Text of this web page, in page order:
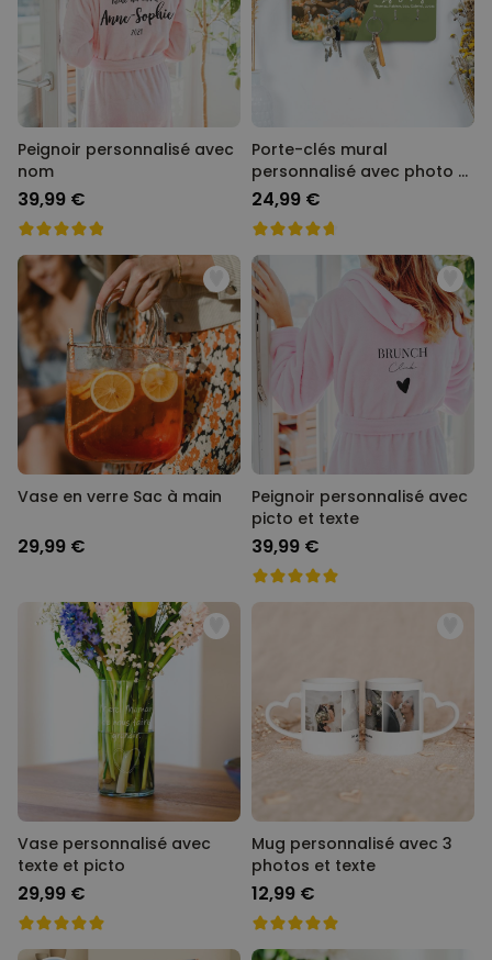
Peignoir personnalisé avec
nom
39,99 €
Porte-clés mural
personnalisé avec photo et
texte
24,99 €
Vase en verre Sac à main
29,99 €
Peignoir personnalisé avec
picto et texte
39,99 €
Vase personnalisé avec
texte et picto
29,99 €
Mug personnalisé avec 3
photos et texte
12,99 €